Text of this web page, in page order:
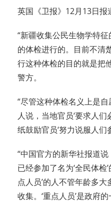
英国《卫报》12月13日报
“新疆收集公民生物学特
的体检进行的。目前不清
行这种体检的目的就是把
警方。
“尽管这种体检名义上是
人说，当地官员‘要求人
纸鼓励官员‘努力说服人们
“中国官方的新华社报道
已经参加了名为‘全民体检
点人员’的人不管年龄多
收集。‘重点人员’是政府